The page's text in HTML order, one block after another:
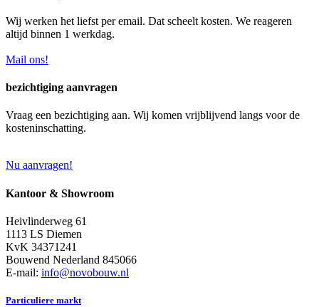
Wij werken het liefst per email. Dat scheelt kosten. We reageren
altijd binnen 1 werkdag.
Mail ons!
bezichtiging aanvragen
Vraag een bezichtiging aan. Wij komen vrijblijvend langs voor de
kosteninschatting.
Nu aanvragen!
Kantoor & Showroom
Heivlinderweg 61
1113 LS Diemen
KvK 34371241
Bouwend Nederland 845066
E-mail: info@novobouw.nl
Particuliere markt